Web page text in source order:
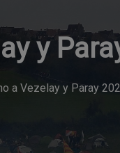
y
a Vezelay y Paray